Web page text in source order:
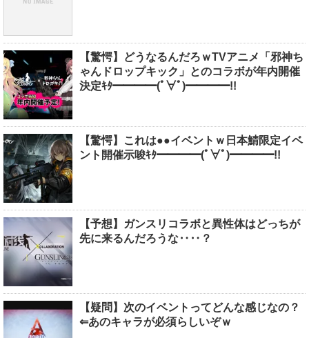
【驚愕】どうなるんだろｗTVアニメ「邪神ち
ゃんドロップキック」とのコラボが年内開催
決定ｷﾀ━━━━(ﾟ∀ﾟ)━━━━!!
【驚愕】これは●●イベントｗ日本鯖限定イベ
ント開催示唆ｷﾀ━━━━(ﾟ∀ﾟ)━━━━!!
【予想】ガンスリコラボと異性体はどっちが
先に来るんだろうな‥‥？
【疑問】次のイベントってどんな感じなの？
⇐あのキャラが必須らしいぞｗ